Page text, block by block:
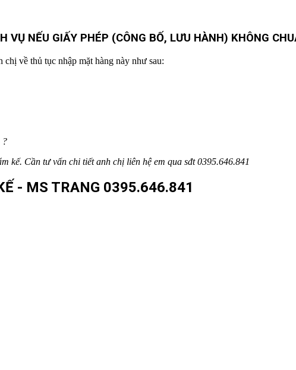
VỤ NẾU GIẤY PHÉP (CÔNG BỐ, LƯU HÀNH) KHÔNG
về thủ tục nhập mặt hàng này như sau:
?
kế. Cần tư vấn chi tiết anh chị liên hệ em qua sđt 0395.646.841
- MS TRANG 0395.646.841